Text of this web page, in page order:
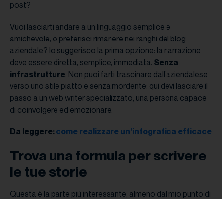
post?
Vuoi lasciarti andare a un linguaggio semplice e
amichevole, o preferisci rimanere nei ranghi del blog
aziendale? Io suggerisco la prima opzione: la narrazione
deve essere diretta, semplice, immediata. Senza
infrastrutture. Non puoi farti trascinare dall’aziendalese
verso uno stile piatto e senza mordente: qui devi lasciare il
passo a un web writer specializzato, una persona capace
di coinvolgere ed emozionare.
Da leggere: come realizzare un’infografica efficace
Trova una formula per scrivere
le tue storie
Questa è la parte più interessante, almeno dal mio punto di